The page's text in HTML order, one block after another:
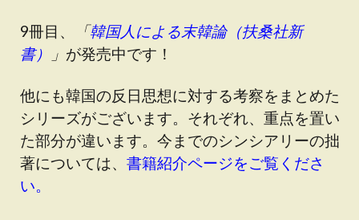
9冊目、 「韓国人による末韓論（扶桑社新
書）
」 が発売中です！
他にも韓国の反日思想に対する考察をまとめた
シリーズがございます。それぞれ、重点を置い
た部分が違います。今までのシンシアリーの拙
著については、 書籍紹介ページをご覧くださ
い。